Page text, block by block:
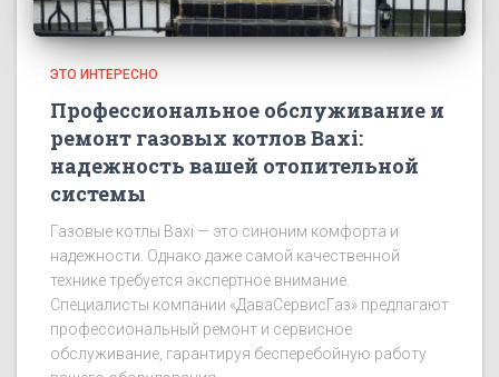
ЭТО ИНТЕРЕСНО
Профессиональное обслуживание и
ремонт газовых котлов Baxi:
надежность вашей отопительной
системы
Газовые котлы Baxi — это синоним комфорта и
надежности. Однако даже самой качественной
технике требуется экспертное внимание.
Специалисты компании «ДаваСервисГаз» предлагают
профессиональный ремонт и сервисное
обслуживание, гарантируя бесперебойную работу